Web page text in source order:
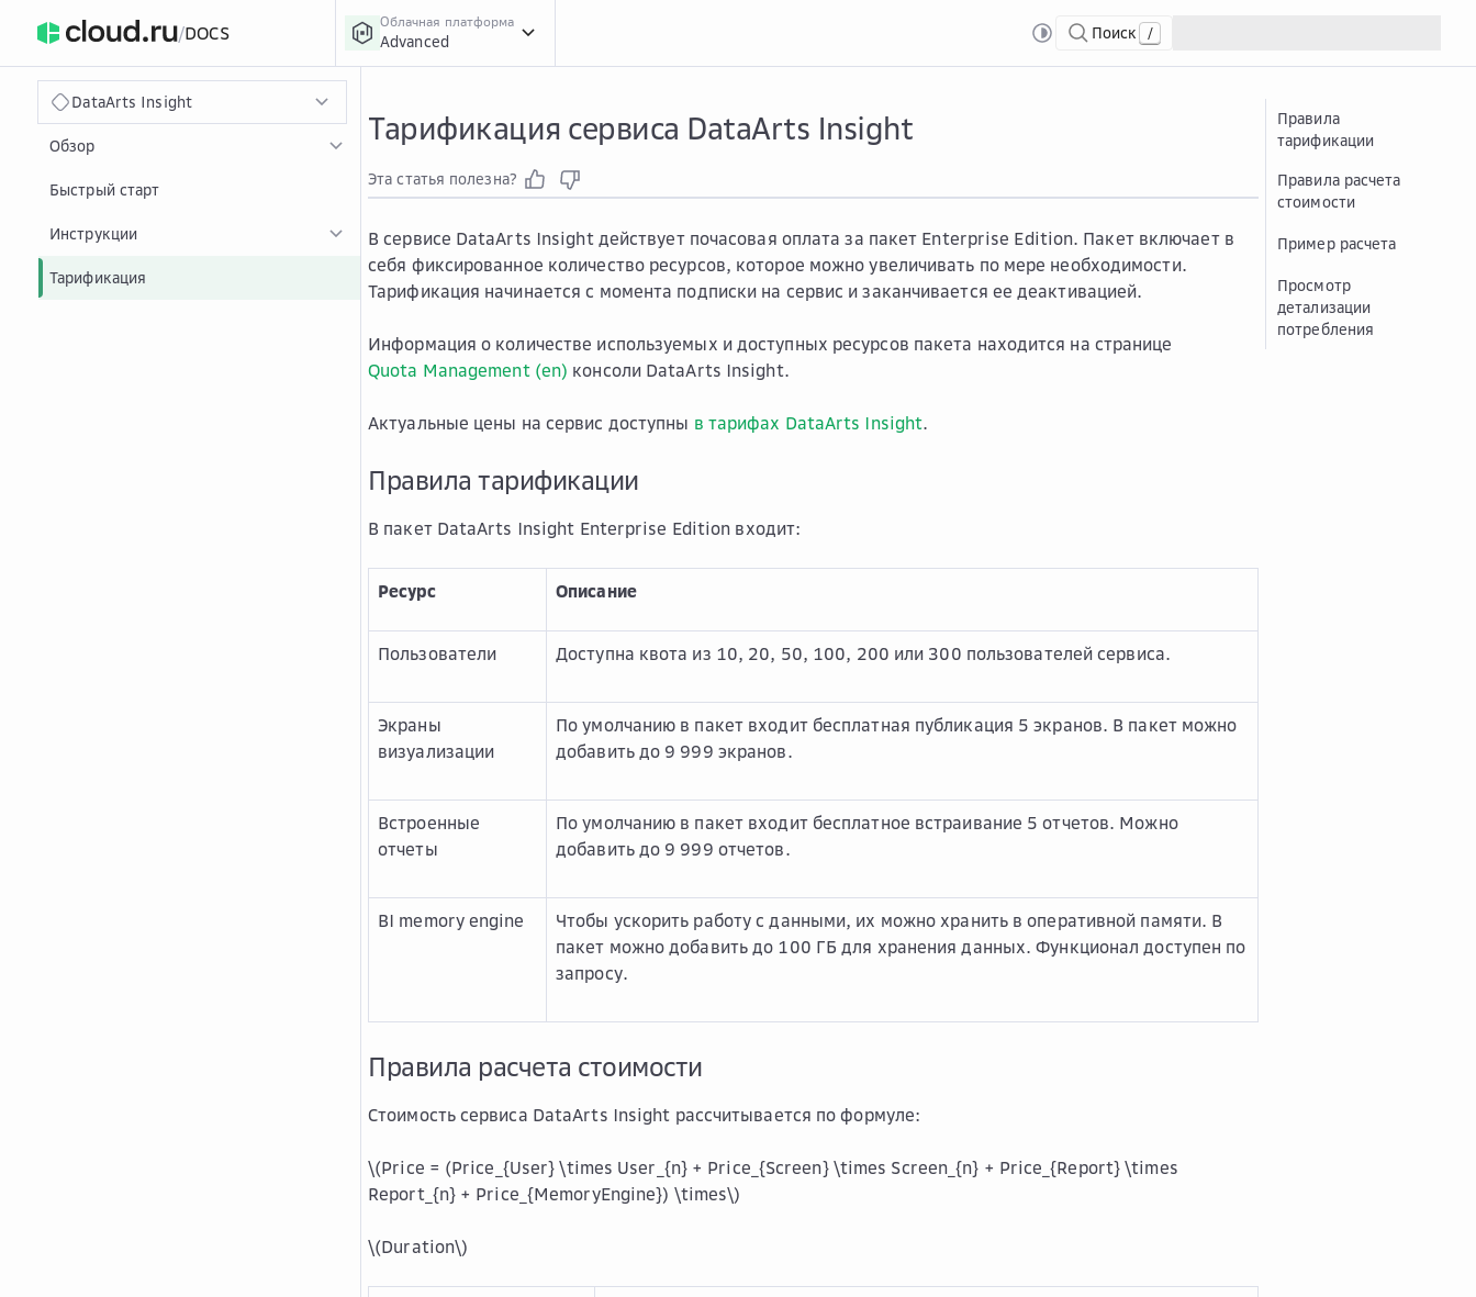
/DOCS
Облачная платформа
Advanced Поиск /
DataArts Insight
Обзор
Быстрый старт
Инструкции
Тарификация
Тарификация сервиса DataArts Insight
Эта статья полезна?
В сервисе DataArts Insight действует почасовая оплата за пакет Enterprise Edition. Пакет включает в
себя фиксированное количество ресурсов, которое можно увеличивать по мере необходимости.
Тарификация начинается с момента подписки на сервис и заканчивается ее деактивацией.
Информация о количестве используемых и доступных ресурсов пакета находится на странице
Quota Management (en) консоли DataArts Insight.
Актуальные цены на сервис доступны в тарифах DataArts Insight.
Правила тарификации
В пакет DataArts Insight Enterprise Edition входит:
Ресурс Описание
Пользователи Доступна квота из 10, 20, 50, 100, 200 или 300 пользователей сервиса.
Экраны
визуализации
По умолчанию в пакет входит бесплатная публикация 5 экранов. В пакет можно
добавить до 9 999 экранов.
Встроенные
отчеты
По умолчанию в пакет входит бесплатное встраивание 5 отчетов. Можно
добавить до 9 999 отчетов.
BI memory engine
Чтобы ускорить работу с данными, их можно хранить в оперативной памяти. В
пакет можно добавить до 100 ГБ для хранения данных. Функционал доступен по
запросу.
Правила расчета стоимости
Стоимость сервиса DataArts Insight рассчитывается по формуле:
\(Price = (Price_{User} \times User_{n} + Price_{Screen} \times Screen_{n} + Price_{Report} \times
Report_{n} + Price_{MemoryEngine}) \times\)
\(Duration\)
Правила
тарификации
Правила расчета
стоимости
Пример расчета
Просмотр
детализации
потребления